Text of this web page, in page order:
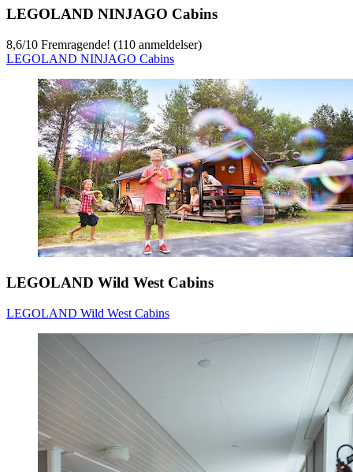
LEGOLAND NINJAGO Cabins
8,6/10 Fremragende! (110 anmeldelser)
LEGOLAND NINJAGO Cabins
LEGOLAND Wild West Cabins
LEGOLAND Wild West Cabins